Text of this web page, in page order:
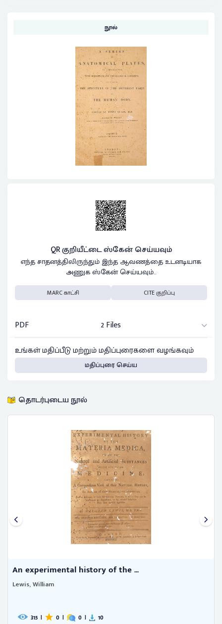
நூல்
QR குறியீட்டை ஸ்கேன் செய்யவும்
எந்த சாதனத்திலிருந்தும் இந்த ஆவணத்தை உடனடியாக
அணுக ஸ்கேன் செய்யவும்..
MARC காட்சி CITE குறிப்பு
PDF
2 Files
உங்கள் மதிப்பீடு மற்றும் மதிப்புரைகளை வழங்கவும்
மதிப்புரை செய்ய
தொடர்புடைய நூல்
An experimental history of the ...
Lewis, William
315 | 0 | 0 | 10